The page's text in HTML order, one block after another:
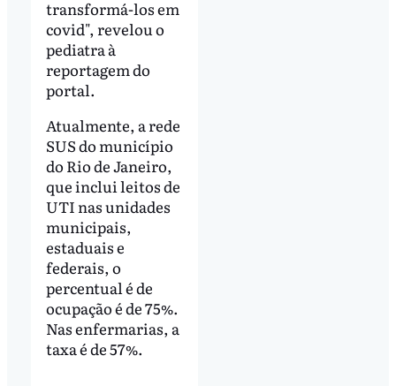
transformá-los em
covid", revelou o
pediatra à
reportagem do
portal.
Atualmente, a rede
SUS do município
do Rio de Janeiro,
que inclui leitos de
UTI nas unidades
municipais,
estaduais e
federais, o
percentual é de
ocupação é de 75%.
Nas enfermarias, a
taxa é de 57%.